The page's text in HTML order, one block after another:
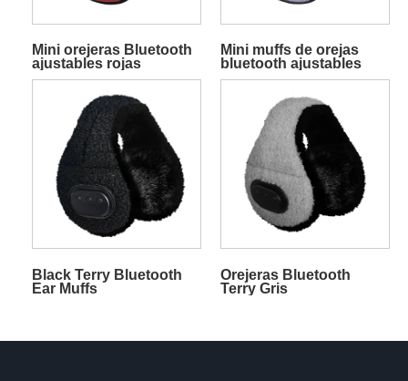
Mini orejeras Bluetooth
ajustables rojas
Mini muffs de orejas
bluetooth ajustables
púrpura
Black Terry Bluetooth
Ear Muffs
Orejeras Bluetooth
Terry Gris